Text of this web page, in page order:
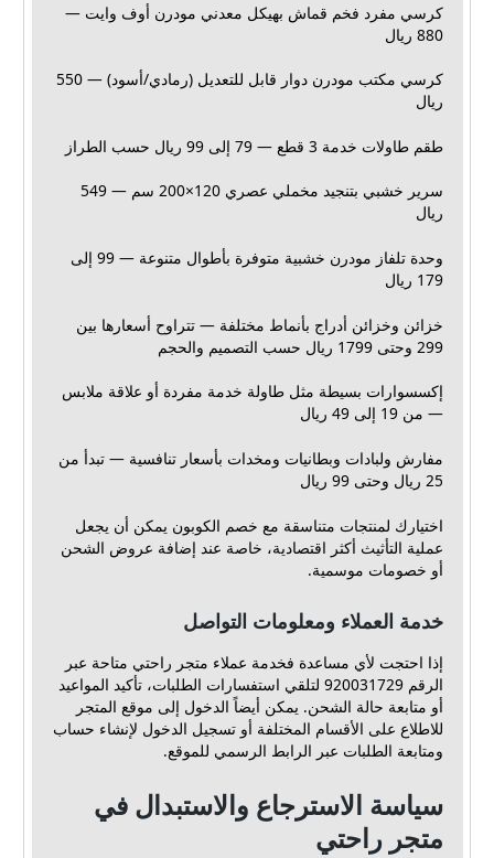
كرسي مفرد فخم قماش بهيكل معدني مودرن أوف وايت —
880 ريال
كرسي مكتب مودرن دوار قابل للتعديل (رمادي/أسود) — 550
ريال
طقم طاولات خدمة 3 قطع — 79 إلى 99 ريال حسب الطراز
سرير خشبي بتنجيد مخملي عصري 120×200 سم — 549
ريال
وحدة تلفاز مودرن خشبية متوفرة بأطوال متنوعة — 99 إلى
179 ريال
خزائن وخزائن أدراج بأنماط مختلفة — تتراوح أسعارها بين
299 وحتى 1799 ريال حسب التصميم والحجم
إكسسوارات بسيطة مثل طاولة خدمة مفردة أو علاقة ملابس
— من 19 إلى 49 ريال
مفارش ولبادات وبطانيات ومخدات بأسعار تنافسية — تبدأ من
25 ريال وحتى 99 ريال
اختيارك لمنتجات متناسقة مع خصم الكوبون يمكن أن يجعل
عملية التأثيث أكثر اقتصادية، خاصة عند إضافة عروض الشحن
أو خصومات موسمية.
خدمة العملاء ومعلومات التواصل
إذا احتجت لأي مساعدة فخدمة عملاء متجر راحتي متاحة عبر
الرقم 920031729 لتلقي استفسارات الطلبات، تأكيد المواعيد
أو متابعة حالة الشحن. يمكن أيضاً الدخول إلى موقع المتجر
للاطلاع على الأقسام المختلفة أو تسجيل الدخول لإنشاء حساب
ومتابعة الطلبات عبر الرابط الرسمي للموقع.
سياسة الاسترجاع والاستبدال في
متجر راحتي